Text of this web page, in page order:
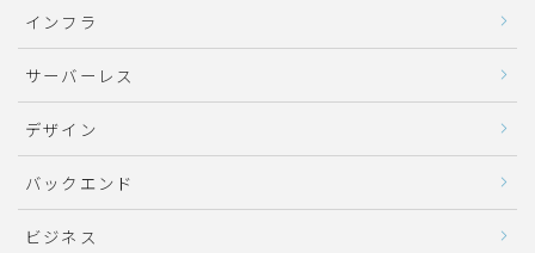
インフラ
サーバーレス
デザイン
バックエンド
ビジネス